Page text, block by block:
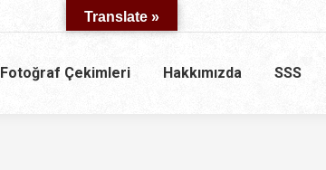
Fotoğraf Çekimleri Hakkımızda SSS
Translate »